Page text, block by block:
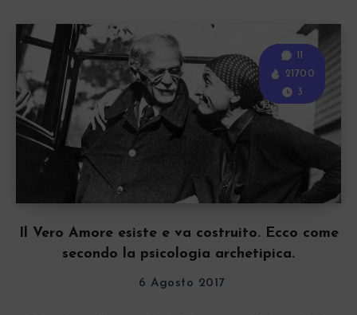
Il Vero Amore esiste e va costruito. Ecco come
secondo la psicologia archetipica.
11
21700
3
6 Agosto 2017